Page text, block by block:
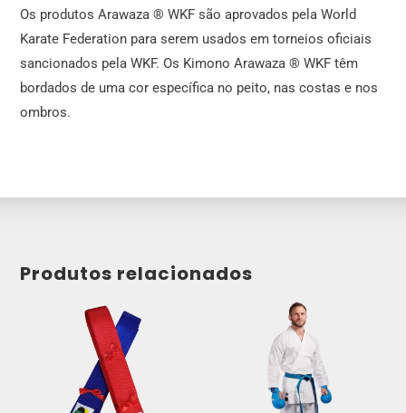
Os produtos Arawaza ® WKF são aprovados pela World
Karate Federation para serem usados ​​em torneios oficiais
sancionados pela WKF. Os Kimono Arawaza ® WKF têm
bordados de uma cor específica no peito, nas costas e nos
ombros.
Produtos relacionados